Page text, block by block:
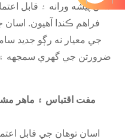
اسان پيشه ورانه ۽ قابل
فراهم ڪندا آهيون. اسان
جي معيار نه رڳو جديد
ضرورتن جي گهري سمجهه ۽
مفت اقتباس ۽ ماهر
اسان توهان جي قابل